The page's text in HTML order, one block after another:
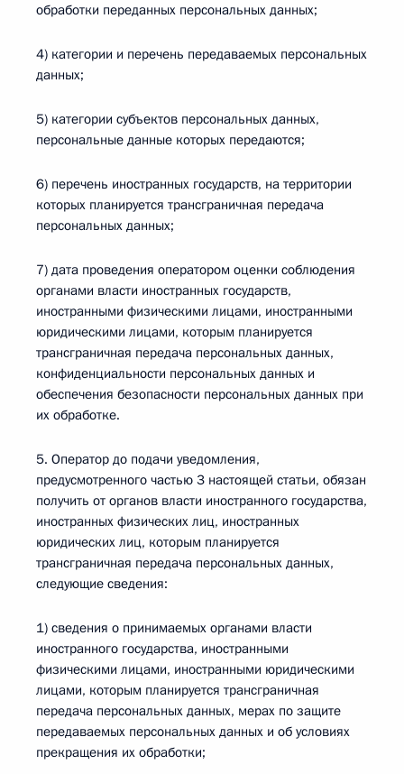
обработки переданных персональных данных;
4) категории и перечень передаваемых персональных
данных;
5) категории субъектов персональных данных,
персональные данные которых передаются;
6) перечень иностранных государств, на территории
которых планируется трансграничная передача
персональных данных;
7) дата проведения оператором оценки соблюдения
органами власти иностранных государств,
иностранными физическими лицами, иностранными
юридическими лицами, которым планируется
трансграничная передача персональных данных,
конфиденциальности персональных данных и
обеспечения безопасности персональных данных при
их обработке.
5. Оператор до подачи уведомления,
предусмотренного частью 3 настоящей статьи, обязан
получить от органов власти иностранного государства,
иностранных физических лиц, иностранных
юридических лиц, которым планируется
трансграничная передача персональных данных,
следующие сведения:
1) сведения о принимаемых органами власти
иностранного государства, иностранными
физическими лицами, иностранными юридическими
лицами, которым планируется трансграничная
передача персональных данных, мерах по защите
передаваемых персональных данных и об условиях
прекращения их обработки;